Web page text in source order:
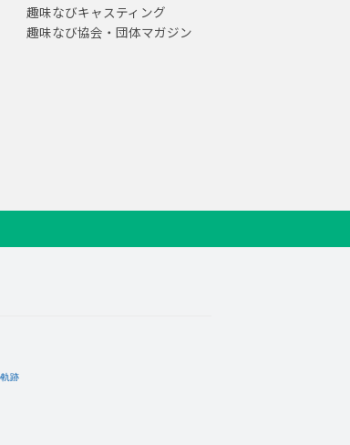
趣味なびキャスティング
趣味なび協会・団体マガジン